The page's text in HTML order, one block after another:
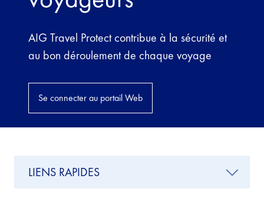
AIG Travel Protect contribue à la sécurité et
au bon déroulement de chaque voyage
Se connecter au portail Web
LIENS RAPIDES